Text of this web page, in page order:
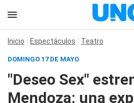
Inicio Espectáculos Teatro
DOMINGO 17 DE MAYO
"Deseo Sex"
Mendoza: una